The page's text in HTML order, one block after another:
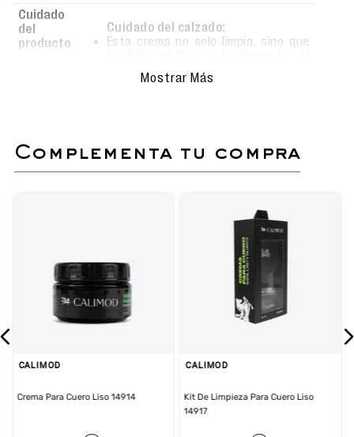
¡El equilibrio perfecto entre robustez y
Zapato Casualde la
en color tan es la pieza
fundamental para el caballero que exige calidad en
cada detalle. Su construcción con materiales de
alto calibre garantiza un calzado resistente,
cómodo y con un estilo atemporal que se adapta a
cualquier ocasión.
confeccionada en
Cuero de 1.7mm
ofreciendo una estructura de gran durabilidad y
manteniendo un acabado suave y elegante.
Pisada con Amortiguación: Diseñado con un
Cuidado
del
producto
Cuidado del calzado:
Esta crema no solo limpia, sino que
material.
Al aplicarla con frecuencia,
original y alargar la vida útil de tu
calzado favorito.
Mostrar Más
complementa tu compra
CALIMOD
Crema Para Cuero Liso 14914
CALIMOD
Kit De Limpieza Para Cuero Liso
14917